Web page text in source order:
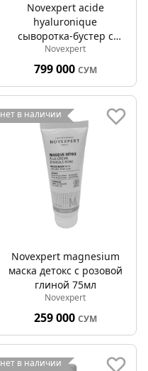
Novexpert acide
hyaluronique
сыворотка-бустер с
гиалуроновой кислотой
30мл
Novexpert
799 000 СУМ
нет в наличии
Novexpert magnesium
маска детокс с розовой
глиной 75мл
Novexpert
259 000 СУМ
нет в наличии